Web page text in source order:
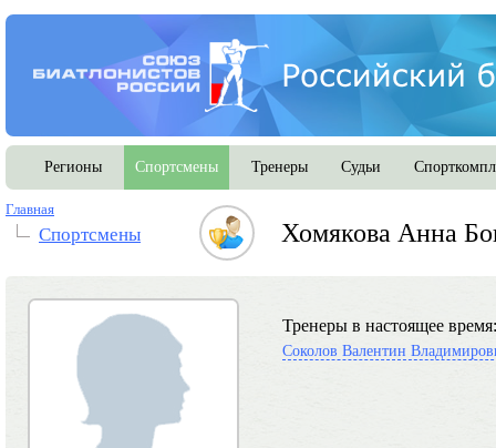
Регионы Спортсмены Тренеры Судьи
Главная
Спортсмены Хомякова Анна
Тренеры в настоящее время:
Соколов Валентин